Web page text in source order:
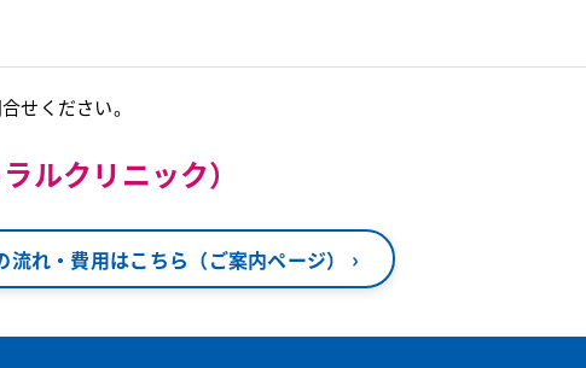
せください。
ルクリニック）
流れ・費用はこちら（ご案内ページ） ›